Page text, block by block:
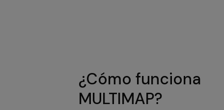
¿Cómo funciona
MULTIMAP?